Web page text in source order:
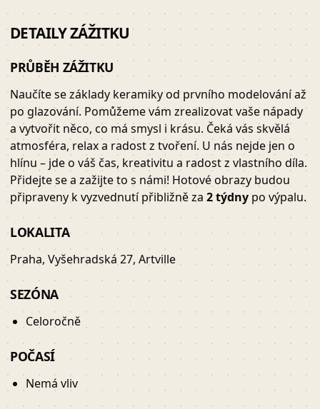
DETAILY ZÁŽITKU
PRŮBĚH ZÁŽITKU
Naučíte se základy keramiky od prvního modelování až
po glazování. Pomůžeme vám zrealizovat vaše nápady
a vytvořit něco, co má smysl i krásu. Čeká vás skvělá
atmosféra, relax a radost z tvoření. U nás nejde jen o
hlínu – jde o váš čas, kreativitu a radost z vlastního díla.
Přidejte se a zažijte to s námi! Hotové obrazy budou
připraveny k vyzvednutí přibližně za 2 týdny po výpalu.
LOKALITA
Praha, Vyšehradská 27, Artville
SEZÓNA
Celoročně
POČASÍ
Nemá vliv